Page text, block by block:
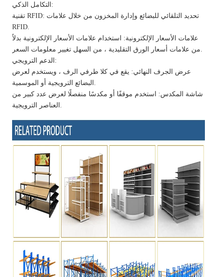
التكامل الذكي:
تقنية RFID: تحديد التلقائي للبضائع وإدارة المخزون من خلال علامات
RFID.
علامات الأسعار الإلكترونية: استخدام علامات الأسعار الإلكترونية بدلاً
الدعم الترويجي:
عرض الجرف النهائي: يقع في كلا طرفي الرف ، ويستخدم لعرض
شاشة المكدس: استخدم موقفًا أو مكدسًا منفصلًا لعرض عدد كبير من